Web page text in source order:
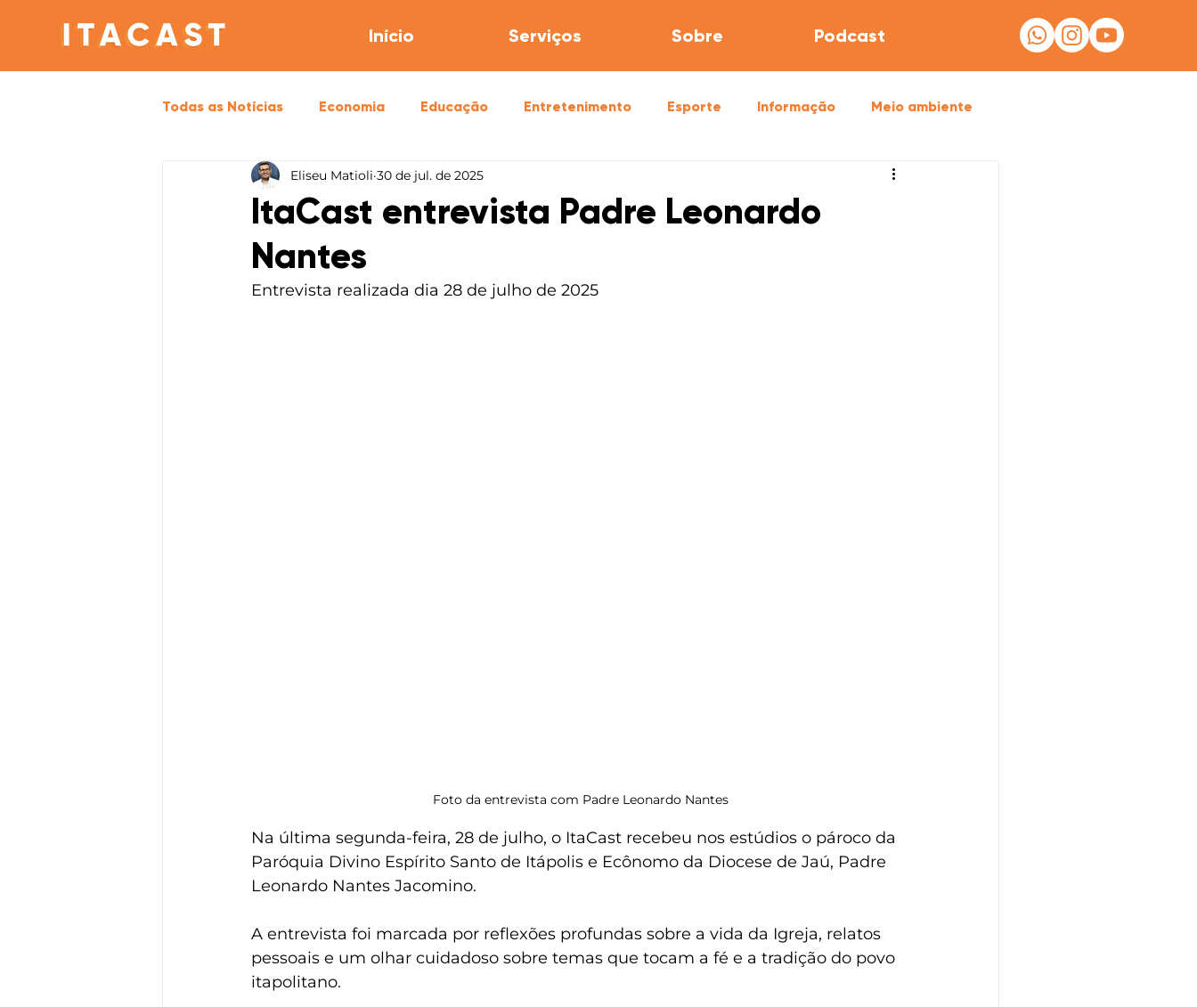
Início Serviços Sobre Podcast
Todas as Notícias Economia Educação Entretenimento Esporte Informação Meio ambiente
Política Saúde Segurança
ItaCast entrevista Padre Leonardo
Nantes
Eliseu Matioli 30 de jul. de 2025
Entrevista realizada dia 28 de julho de 2025
Foto da entrevista com Padre Leonardo Nantes
Na última segunda-feira, 28 de julho, o ItaCast recebeu nos estúdios o pároco da
Paróquia Divino Espírito Santo de Itápolis e Ecônomo da Diocese de Jaú, Padre
Leonardo Nantes Jacomino.
A entrevista foi marcada por reflexões profundas sobre a vida da Igreja, relatos
pessoais e um olhar cuidadoso sobre temas que tocam a fé e a tradição do povo
itapolitano.